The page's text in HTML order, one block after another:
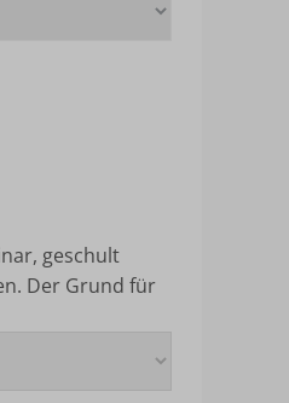
geschult
Der Grund für